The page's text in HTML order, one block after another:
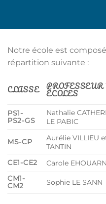
Notre école est
répartition suivante :
CLASSE PROFESSEUR
ÉCOLES
PS1-
PS2-GS
Nathalie
LE PABIC
MS-CP
Aurélie VILLIEU
TANTIN
CE1-CE2
Carole
CM1-
CM2
Sophie LE SANN